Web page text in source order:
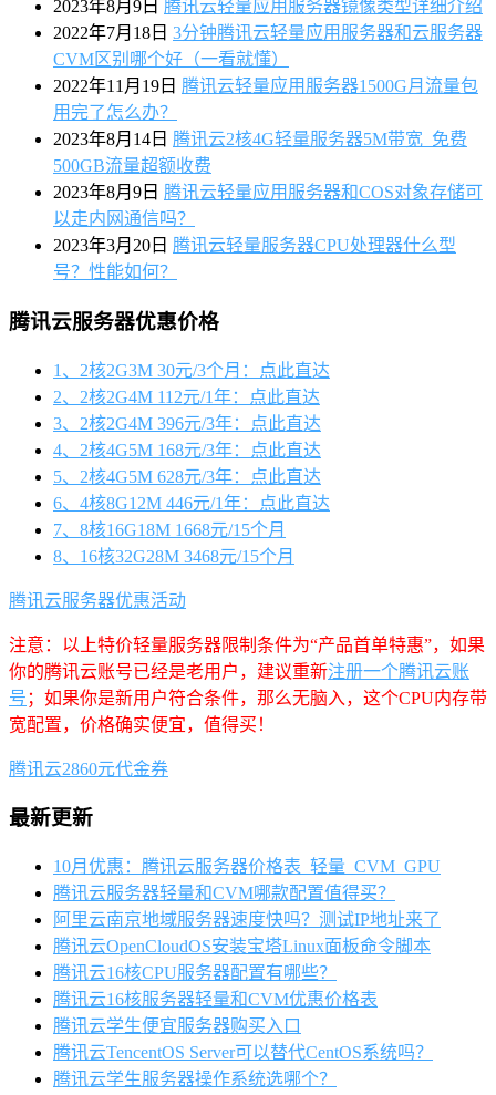
2023年8月9日 腾讯云轻量应用服务器镜像类型详细介绍
2022年7月18日 3分钟腾讯云轻量应用服务器和云服务器
CVM区别哪个好（一看就懂）
2022年11月19日 腾讯云轻量应用服务器1500G月流量包
用完了怎么办？
2023年8月14日 腾讯云2核4G轻量服务器5M带宽_免费
500GB流量超额收费
2023年8月9日 腾讯云轻量应用服务器和COS对象存储可
以走内网通信吗？
2023年3月20日 腾讯云轻量服务器CPU处理器什么型
号？性能如何？
腾讯云服务器优惠价格
1、2核2G3M 30元/3个月：点此直达
2、2核2G4M 112元/1年：点此直达
3、2核2G4M 396元/3年：点此直达
4、2核4G5M 168元/3年：点此直达
5、2核4G5M 628元/3年：点此直达
6、4核8G12M 446元/1年：点此直达
7、8核16G18M 1668元/15个月
8、16核32G28M 3468元/15个月
腾讯云服务器优惠活动
注意：以上特价轻量服务器限制条件为“产品首单特惠”，如果
你的腾讯云账号已经是老用户，建议重新注册一个腾讯云账
号 ；如果你是新用户符合条件，那么无脑入，这个CPU内存带
宽配置，价格确实便宜，值得买！
腾讯云2860元代金券
最新更新
10月优惠：腾讯云服务器价格表_轻量_CVM_GPU
腾讯云服务器轻量和CVM哪款配置值得买？
阿里云南京地域服务器速度快吗？测试IP地址来了
腾讯云OpenCloudOS安装宝塔Linux面板命令脚本
腾讯云16核CPU服务器配置有哪些？
腾讯云16核服务器轻量和CVM优惠价格表
腾讯云学生便宜服务器购买入口
腾讯云TencentOS Server可以替代CentOS系统吗？
腾讯云学生服务器操作系统选哪个？